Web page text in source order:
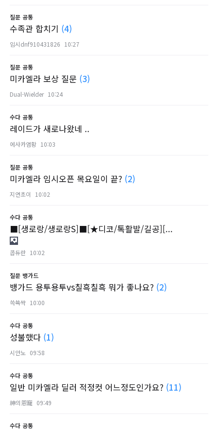
질문 공통
수족관 합치기 (4)
임시dnf910431826 10:27
질문 공통
미카엘라 보상 질문 (3)
Dual-Wielder 10:24
수다 공통
레이드가 새로나왔네 ..
에사카염황 10:03
질문 공통
미카엘라 임시오픈 목요일이 끝? (2)
지연초이 10:02
수다 공통
■[생로랑/생로랑S]■[★디코/톡활발/길공][...
콥듀란 10:02
질문 뱅가드
뱅가드 용투용투vs칠흑칠흑 뭐가 좋나요? (2)
쓱쑉쌱 10:00
수다 공통
성불했다 (1)
시안노 09:58
수다 공통
일반 미카엘라 딜러 적정컷 어느정도인가요? (11)
神의恩寵 09:49
수다 공통